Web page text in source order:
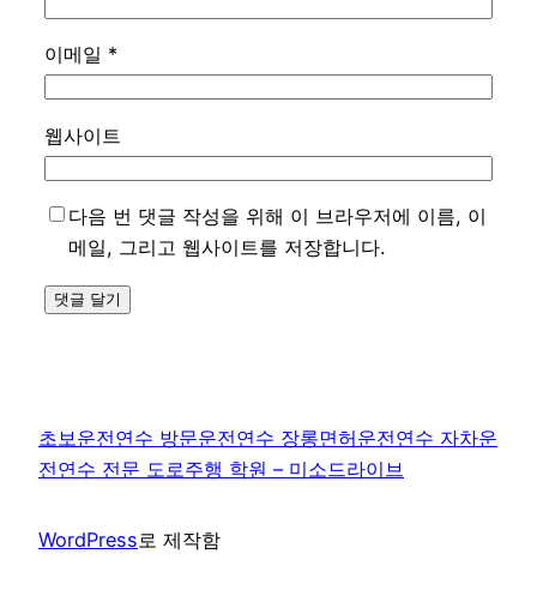
이메일 *
웹사이트
다음 번 댓글 작성을 위해 이 브라우저에 이름, 이
메일, 그리고 웹사이트를 저장합니다.
초보운전연수 방문운전연수 장롱면허운전연수 자차운
전연수 전문 도로주행 학원 – 미소드라이브
WordPress로 제작함